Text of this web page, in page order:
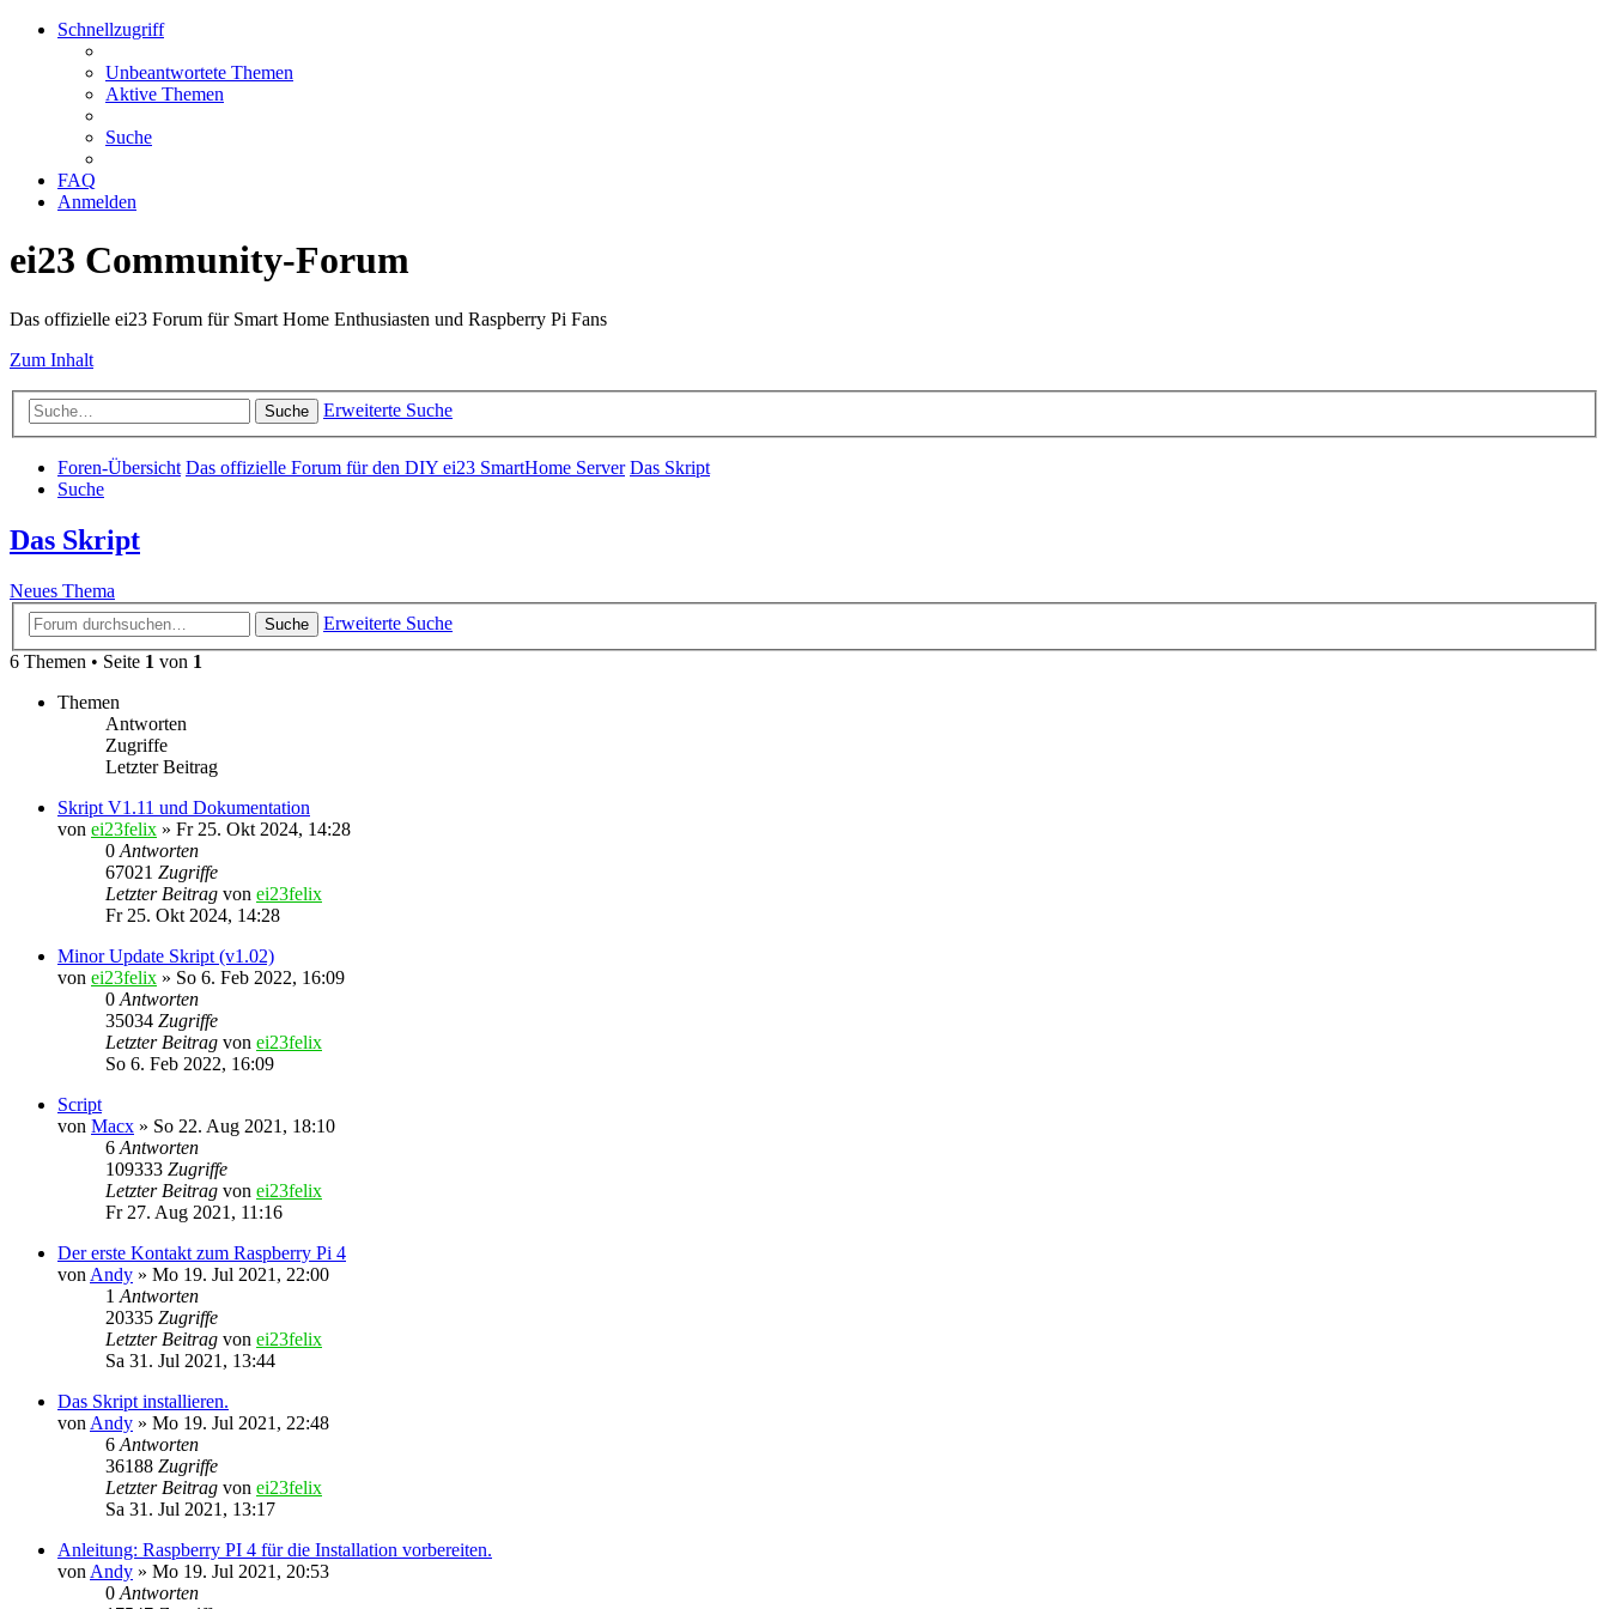
Schnellzugriff
Unbeantwortete Themen
Aktive Themen
Suche
FAQ
Anmelden
ei23 Community-Forum
Das offizielle ei23 Forum für Smart Home Enthusiasten und Raspberry Pi Fans
Zum Inhalt
Suche Erweiterte Suche
Foren-Übersicht Das offizielle Forum für den DIY ei23 SmartHome Server Das Skript
Suche
Das Skript
Neues Thema
Suche
Erweiterte Suche
6 Themen • Seite 1 von 1
Themen
Antworten
Zugriffe
Letzter Beitrag
Skript V1.11 und Dokumentation
von ei23felix » Fr 25. Okt 2024, 14:28
0 Antworten
67021 Zugriffe
Letzter Beitrag von ei23felix
Fr 25. Okt 2024, 14:28
Minor Update Skript (v1.02)
von ei23felix » So 6. Feb 2022, 16:09
0 Antworten
35034 Zugriffe
Letzter Beitrag von ei23felix
So 6. Feb 2022, 16:09
Script
von Macx » So 22. Aug 2021, 18:10
6 Antworten
109333 Zugriffe
Letzter Beitrag von ei23felix
Fr 27. Aug 2021, 11:16
Der erste Kontakt zum Raspberry Pi 4
von Andy » Mo 19. Jul 2021, 22:00
1 Antworten
20335 Zugriffe
Letzter Beitrag von ei23felix
Sa 31. Jul 2021, 13:44
Das Skript installieren.
von Andy » Mo 19. Jul 2021, 22:48
6 Antworten
36188 Zugriffe
Letzter Beitrag von ei23felix
Sa 31. Jul 2021, 13:17
Anleitung: Raspberry PI 4 für die Installation vorbereiten.
von Andy » Mo 19. Jul 2021, 20:53
0 Antworten